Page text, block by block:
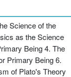
Science of the
as the Science
Being 4. The
Primary Being 6.
of Plato's Theory